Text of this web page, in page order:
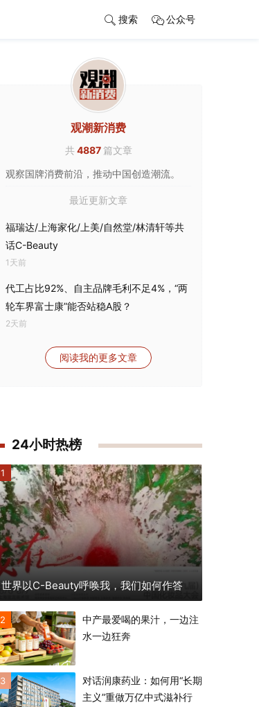
搜索 公众号
观潮新消费
共 4887 篇文章
观察国牌消费前沿，推动中国创造潮流。
最近更新文章
福瑞达/上海家化/上美/自然堂/林清轩等共
话C-Beauty
1天前
代工占比92%、自主品牌毛利不足4%，“两
轮车界富士康”能否站稳A股？
2天前
阅读我的更多文章
24小时热榜
1
世界以C-Beauty呼唤我，我们如何作答
2
中产最爱喝的果汁，一边注
水一边狂奔
3
对话润康药业：如何用“长期
主义”重做万亿中式滋补行